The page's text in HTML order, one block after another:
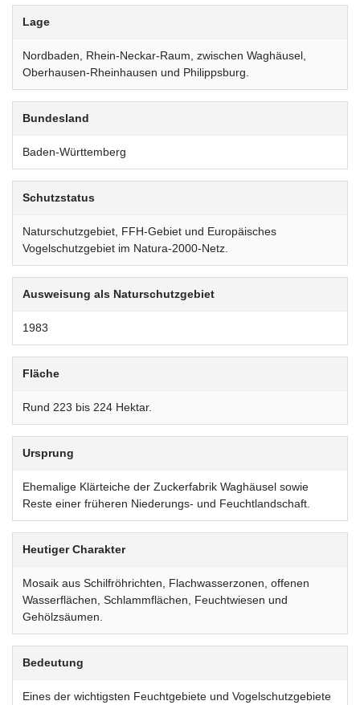
Lage
Nordbaden, Rhein-Neckar-Raum, zwischen Waghäusel,
Oberhausen-Rheinhausen und Philippsburg.
Bundesland
Baden-Württemberg
Schutzstatus
Naturschutzgebiet, FFH-Gebiet und Europäisches
Vogelschutzgebiet im Natura-2000-Netz.
Ausweisung als Naturschutzgebiet
1983
Fläche
Rund 223 bis 224 Hektar.
Ursprung
Ehemalige Klärteiche der Zuckerfabrik Waghäusel sowie
Reste einer früheren Niederungs- und Feuchtlandschaft.
Heutiger Charakter
Mosaik aus Schilfröhrichten, Flachwasserzonen, offenen
Wasserflächen, Schlammflächen, Feuchtwiesen und
Gehölzsäumen.
Bedeutung
Eines der wichtigsten Feuchtgebiete und Vogelschutzgebiete